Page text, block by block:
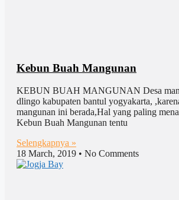
Kebun Buah Mangunan
KEBUN BUAH MANGUNAN Desa
dlingo kabupaten bantul yogyakarta,
mangunan ini berada,Hal yang paling
Kebun Buah Mangunan tentu
Selengkapnya »
18 March, 2019
No Comments